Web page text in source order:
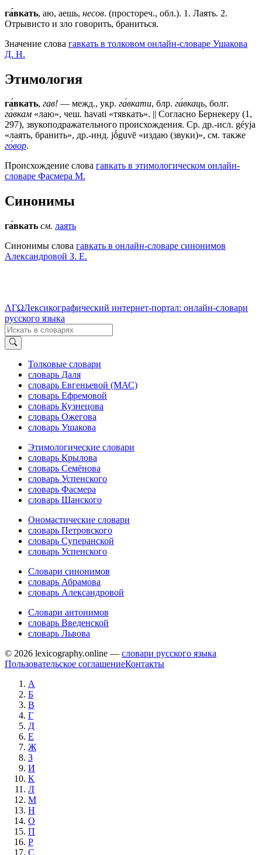
га́вкать, аю, аешь, несов. (простореч., обл.). 1 . Лаять. 2.
Отрывисто и зло говорить, браниться.
Значение слова гавкать в толковом онлайн-словаре Ушакова
Д. Н.
Этимология
га́вкать, гав! — межд., укр. га́вкати, блр. га́вкаць, болг.
га́вкам «лаю», чеш. havati «тявкать». || Согласно Бернекеру (1,
297), звукоподражательного происхождения. Ср. др.-исл. géyja
«лаять, бранить», др.-инд. jṓguvē «издаю (звуки)», см. также
го́вор.
Происхождение слова гавкать в этимологическом онлайн-
словаре Фасмера М.
Синонимы
га́вкать см. лаять
Синонимы слова гавкать в онлайн-словаре синонимов
Александровой З. Е.
ΛΓΩЛексикографический интернет-портал: онлайн-словари
русского языка
Толковые словари
словарь Даля
словарь Евгеньевой (МАС)
словарь Ефремовой
словарь Кузнецова
словарь Ожегова
словарь Ушакова
Этимологические словари
словарь Крылова
словарь Семёнова
словарь Успенского
словарь Фасмера
словарь Шанского
Ономастические словари
словарь Петровского
словарь Суперанской
словарь Успенского
Словари синонимов
словарь Абрамова
словарь Александровой
Словари антонимов
словарь Введенской
словарь Львова
© 2026 lexicography.online — словари русского языка
Пользовательское соглашениеКонтакты
А
Б
В
Г
Д
Е
Ж
З
И
К
Л
М
Н
О
П
Р
С